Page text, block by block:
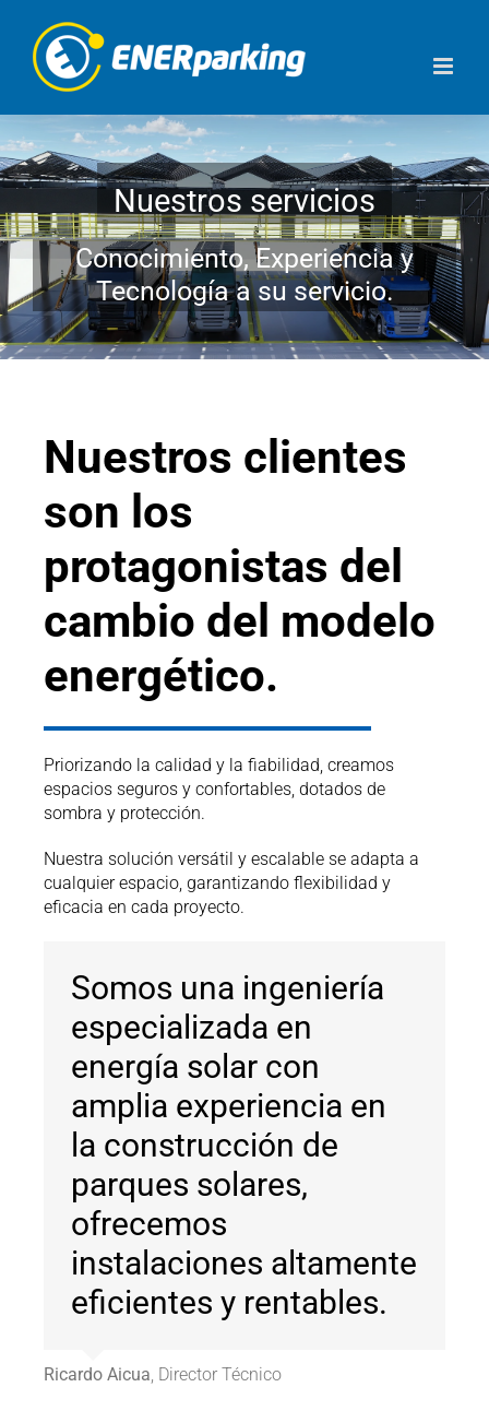
contenido
Nuestros servicios
Conocimiento, Experiencia y
Tecnología a su servicio.
Nuestros clientes
son los
protagonistas del
cambio del modelo
energético.
Priorizando la calidad y la fiabilidad, creamos
espacios seguros y confortables, dotados de
sombra y protección.
Nuestra solución versátil y escalable se adapta a
cualquier espacio, garantizando flexibilidad y
eficacia en cada proyecto.
Somos una ingeniería
especializada en
energía solar con
amplia experiencia en
la construcción de
parques solares,
ofrecemos
instalaciones altamente
eficientes y rentables.
Ricardo Aicua, Director Técnico